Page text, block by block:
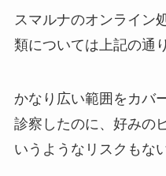
スマルナのオンライン
類については上記の通
かなり広い範囲をカバ
診察したのに、好みの
いうようなリスクもな